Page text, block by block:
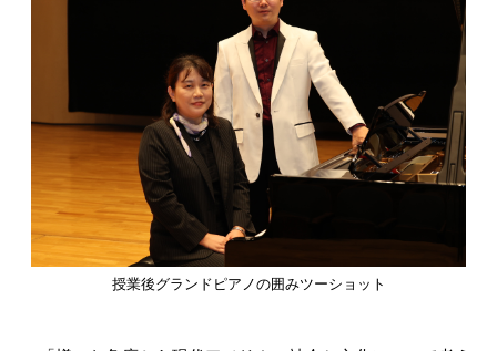
授業後グランドピアノの囲みツーショット